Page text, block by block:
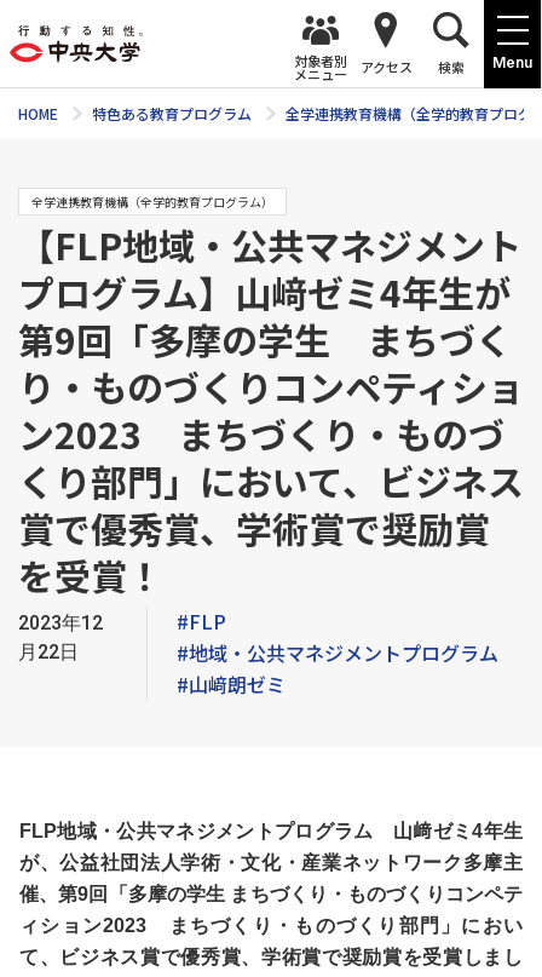
Menu
対象者別
メニュー アクセス 検索
HOME 特色ある教育プログラム 全学連携教育機構（全学的教育プログ
全学連携教育機構（全学的教育プログラム）
【FLP地域・公共マネジメント
プログラム】山﨑ゼミ4年生が
第9回「多摩の学生 まちづく
り・ものづくりコンペティショ
ン2023 まちづくり・ものづ
くり部門」において、ビジネス
賞で優秀賞、学術賞で奨励賞
を受賞！
2023年12
月22日
#FLP
#地域・公共マネジメントプログラム
#山﨑朗ゼミ
FLP地域・公共マネジメントプログラム 山﨑ゼミ4年生
が、公益社団法人学術・文化・産業ネットワーク多摩主
催、第9回「多摩の学生 まちづくり・ものづくりコンペテ
ィション2023 まちづくり・ものづくり部門」におい
て、ビジネス賞で優秀賞、学術賞で奨励賞を受賞しまし